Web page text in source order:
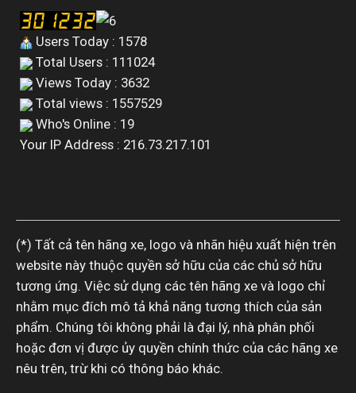
Users Today : 1578
Total Users : 111024
Views Today : 3632
Total views : 1557529
Who's Online : 19
Your IP Address : 216.73.217.101
(*) Tất cả tên hãng xe, logo và nhãn hiệu xuất hiện trên
website này thuộc quyền sở hữu của các chủ sở hữu
tương ứng. Việc sử dụng các tên hãng xe và logo chỉ
nhằm mục đích mô tả khả năng tương thích của sản
phẩm. Chúng tôi không phải là đại lý, nhà phân phối
hoặc đơn vị được ủy quyền chính thức của các hãng xe
nêu trên, trừ khi có thông báo khác.